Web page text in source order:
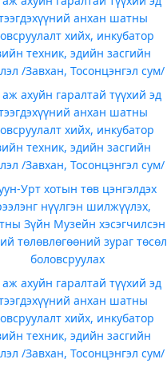
анхан шатны
хийх, инкубатор
техник, эдийн засгийн
/Завхан, Тосонцэнгэл сум/
ахуйн гаралтай түүхий эд
анхан шатны
хийх, инкубатор
техник, эдийн засгийн
/Завхан, Тосонцэнгэл сум/
Урт хотын төв цэнгэлдэх
нүүлгэн шилжүүлэх,
Зүйн Музейн хэсэгчилсэн
төлөвлөгөөний зураг төсөл
боловсруулах
ахуйн гаралтай түүхий эд
анхан шатны
хийх, инкубатор
техник, эдийн засгийн
/Завхан, Тосонцэнгэл сум/